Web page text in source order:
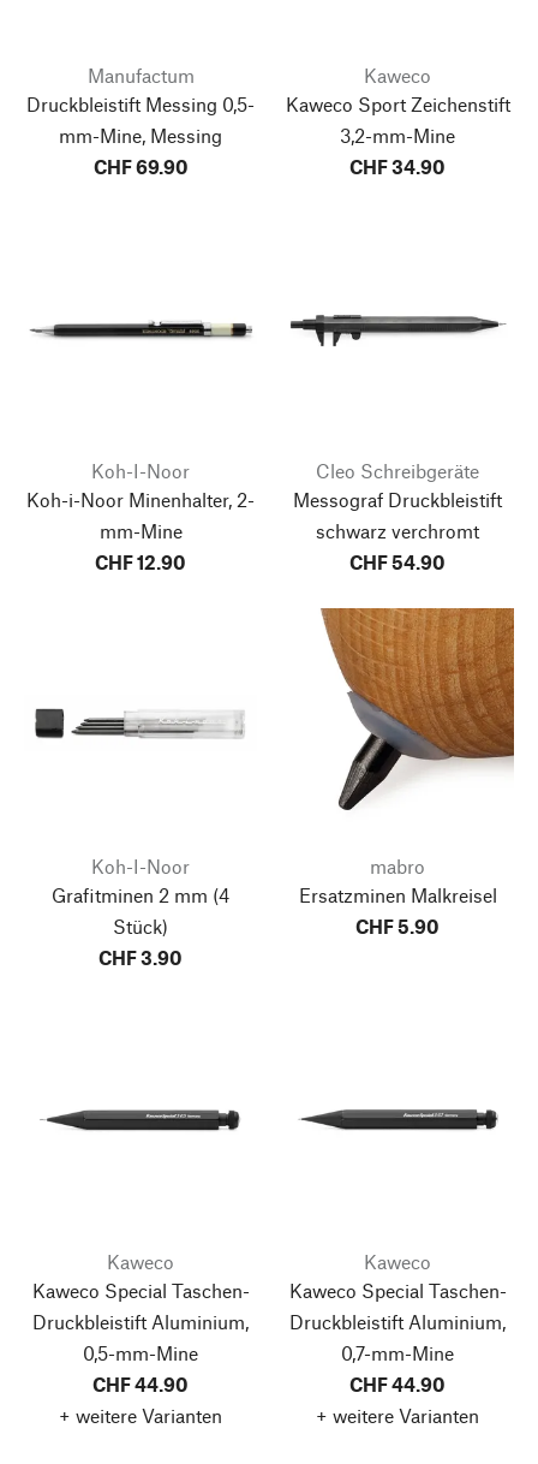
Manufactum
Druckbleistift Messing 0,5-
mm-Mine, Messing
CHF 69.90
Kaweco
Kaweco Sport Zeichenstift
3,2-mm-Mine
CHF 34.90
Koh-I-Noor
Koh-i-Noor Minenhalter, 2-
mm-Mine
CHF 12.90
Cleo Schreibgeräte
Messograf Druckbleistift
schwarz verchromt
CHF 54.90
Koh-I-Noor
Grafitminen 2 mm (4
Stück)
CHF 3.90
mabro
Ersatzminen Malkreisel
CHF 5.90
Kaweco
Kaweco Special Taschen-
Druckbleistift Aluminium,
0,5-mm-Mine
CHF 44.90
+ weitere Varianten
Kaweco
Kaweco Special Taschen-
Druckbleistift Aluminium,
0,7-mm-Mine
CHF 44.90
+ weitere Varianten